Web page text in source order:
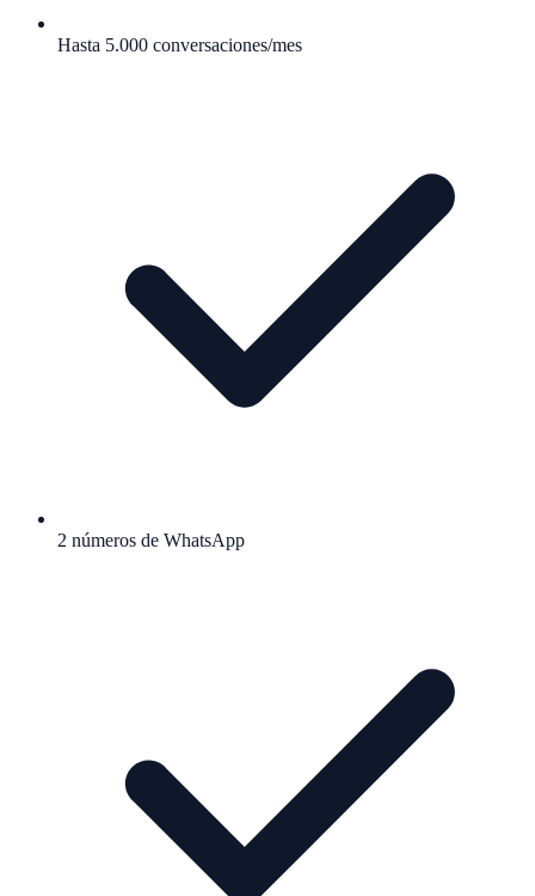
Hasta 5.000 conversaciones/mes
2 números de WhatsApp